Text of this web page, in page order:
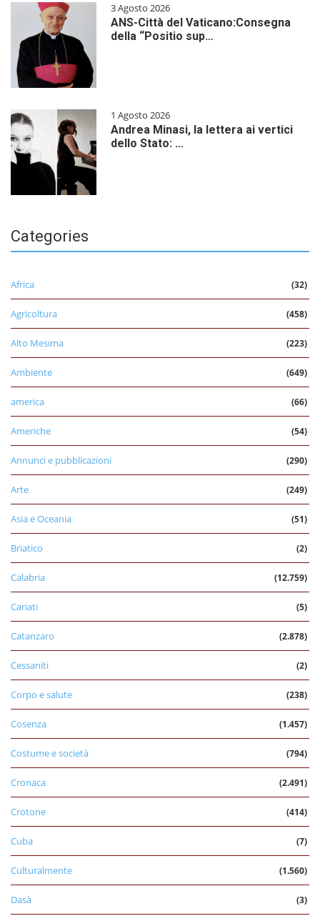
3 Agosto 2026
ANS-Città del Vaticano:Consegna
della “Positio sup…
1 Agosto 2026
Andrea Minasi, la lettera ai vertici
dello Stato: …
Categories
Africa (32)
Agricoltura (458)
Alto Mesima (223)
Ambiente (649)
america (66)
Americhe (54)
Annunci e pubblicazioni (290)
Arte (249)
Asia e Oceania (51)
Briatico (2)
Calabria (12.759)
Cariati (5)
Catanzaro (2.878)
Cessaniti (2)
Corpo e salute (238)
Cosenza (1.457)
Costume e società (794)
Cronaca (2.491)
Crotone (414)
Cuba (7)
Culturalmente (1.560)
Dasà (3)